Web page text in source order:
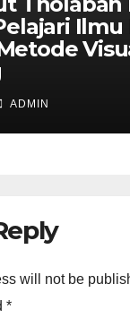
Ilmu
ADMIN
will not be
*